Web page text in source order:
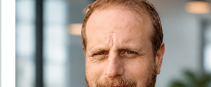
Arquitecto con experiencia en
gestión y coordinación de obras. Se